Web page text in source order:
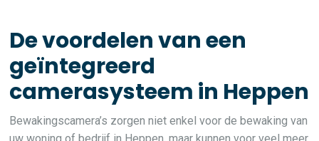
De voordelen van een
geïntegreerd
camerasysteem in Heppen
Bewakingscamera’s zorgen niet enkel voor de bewaking van